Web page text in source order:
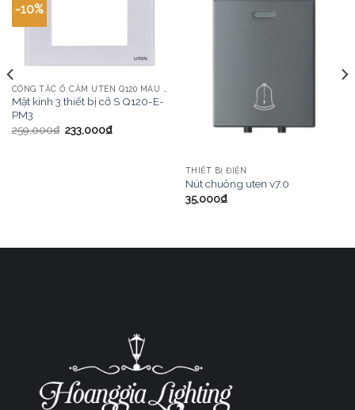
-10%
Mặt kính 3 thiết bị cỡ S Q120-E-
PM3
259,000₫ 233,000₫
THIẾT BỊ ĐIỆN
Nút chuông uten v7.0
35,000₫